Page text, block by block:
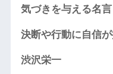
気づきを与える名言
決断や行動に自信
渋沢栄一